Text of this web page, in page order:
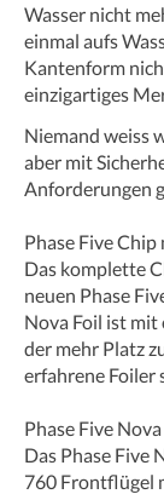
Wasser nicht
einmal aufs
Kantenform
einzigartiges
Niemand weiss
aber mit
Anforderungen
Phase Five
Das komplette
neuen Phase
Nova Foil ist
der mehr Platz
erfahrene Foiler
Phase Five
Das Phase Five
760 Frontflügel